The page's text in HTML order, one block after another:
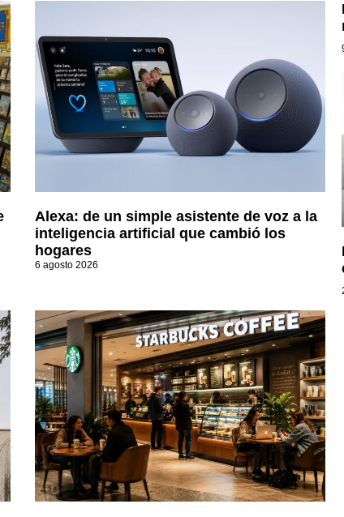
Alexa: de un simple asistente de voz a la
inteligencia artificial que cambió los
hogares
6 agosto 2026